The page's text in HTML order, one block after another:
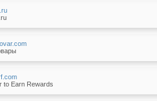
to Earn Rewards